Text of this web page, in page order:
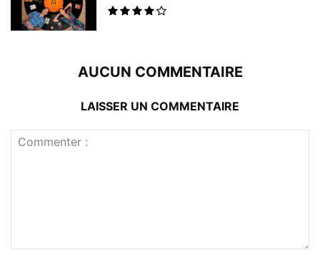
AUCUN COMMENTAIRE
LAISSER UN COMMENTAIRE